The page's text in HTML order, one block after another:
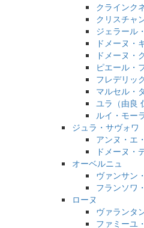
クラインク
クリスチャ
ジェラール
ドメーヌ・
ドメーヌ・
ピエール・
フレデリッ
マルセル・
ユラ（由良
ルイ・モー
ジュラ・サヴォワ
アンヌ・エ
ドメーヌ・
オーベルニュ
ヴァンサン
フランソワ
ローヌ
ヴァランタ
ファミーユ